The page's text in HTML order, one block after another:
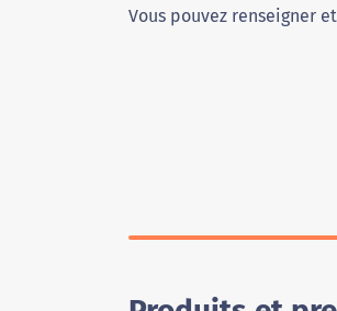
Vous pouvez renseigner